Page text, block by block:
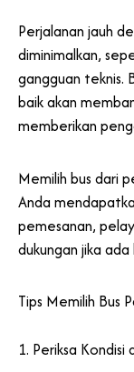
Perjalanan jauh
diminimalkan,
gangguan teknis.
baik akan
memberikan
Memilih bus dari
Anda
pemesanan,
dukungan jika
Tips Memilih Bus
1. Periksa